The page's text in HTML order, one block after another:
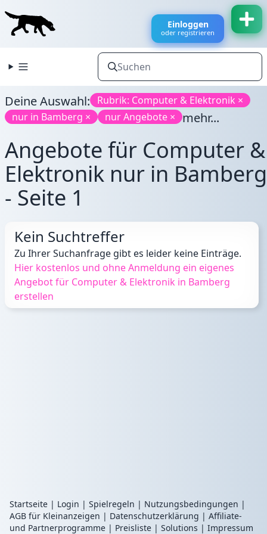
Einloggen
oder registrieren
Deine Auswahl:
Rubrik: Computer & Elektronik ×
nur in Bamberg ×
nur Angebote × mehr...
Angebote für Computer &
Elektronik nur in Bamberg
- Seite 1
Kein Suchtreffer
Zu Ihrer Suchanfrage gibt es leider keine Einträge.
Hier kostenlos und ohne Anmeldung ein eigenes
Angebot für Computer & Elektronik in Bamberg
erstellen
Startseite | Login | Spielregeln | Nutzungsbedingungen |
AGB für Kleinanzeigen | Datenschutzerklärung | Affiliate-
und Partnerprogramme | Preisliste | Solutions | Impressum